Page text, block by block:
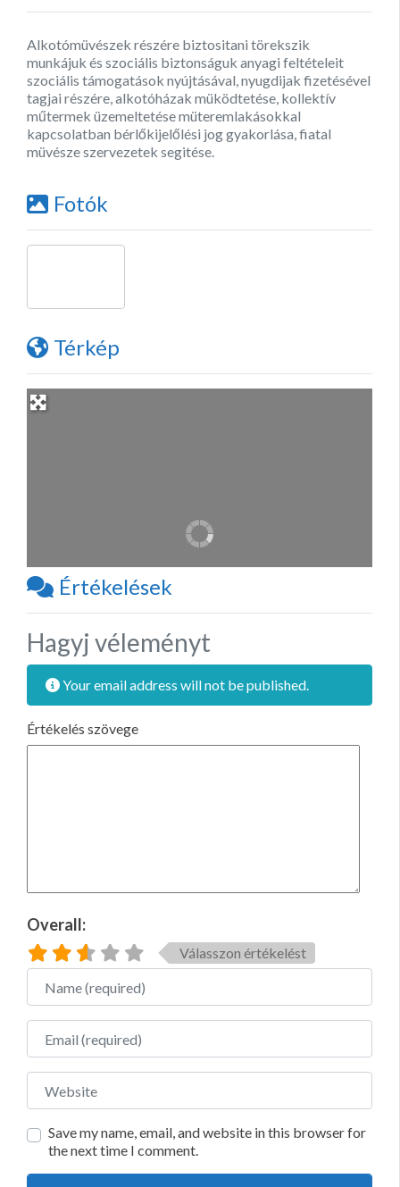
Alkotómüvészek részére biztositani törekszik
munkájuk és szociális biztonságuk anyagi feltételeit
szociális támogatások nyújtásával, nyugdijak fizetésével
tagjai részére, alkotóházak müködtetése, kollektív
műtermek üzemeltetése müteremlakásokkal
kapcsolatban bérlőkijelőlési jog gyakorlása, fiatal
müvésze szervezetek segitése.
Fotók
Térkép
Értékelések
Hagyj véleményt
Your email address will not be published.
Értékelés szövege
Overall:
Válasszon értékelést
Name
Email
Website
Save my name, email, and website in this browser for
the next time I comment.